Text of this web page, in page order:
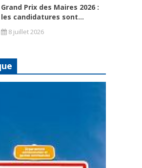
Grand Prix des Maires 2026 :
les candidatures sont...
8 juillet 2026